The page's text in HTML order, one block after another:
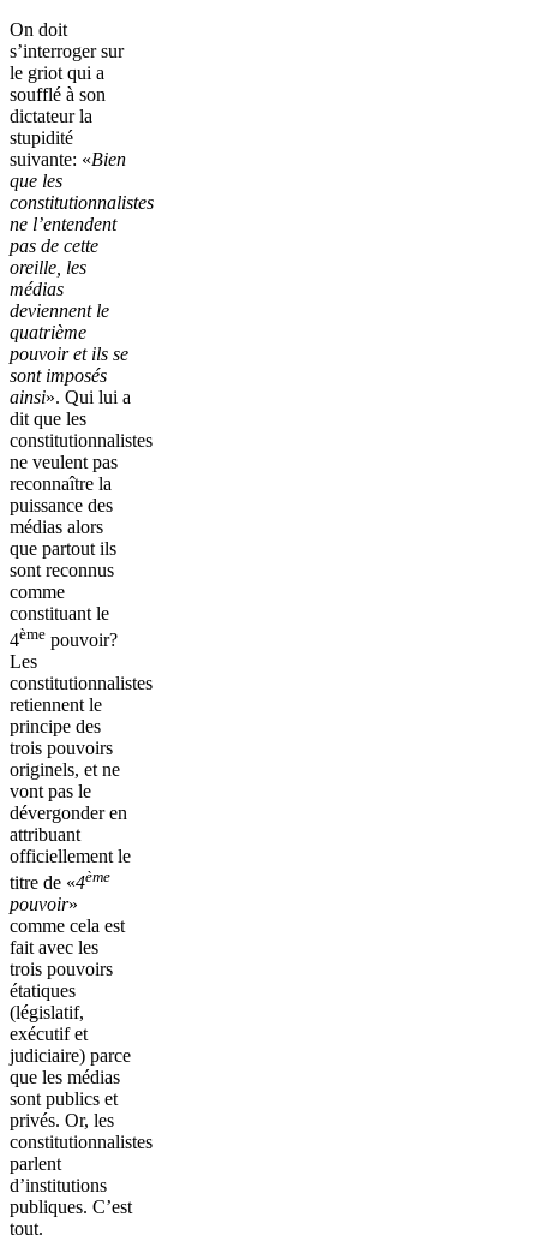
On doit
s’interroger sur
le griot qui a
soufflé à son
dictateur la
stupidité
suivante: «Bien
que les
constitutionnalistes
ne l’entendent
pas de cette
oreille, les
médias
deviennent le
quatrième
pouvoir et ils se
sont imposés
ainsi». Qui lui a
dit que les
constitutionnalistes
ne veulent pas
reconnaître la
puissance des
médias alors
que partout ils
sont reconnus
comme
constituant le
4ème pouvoir?
Les
constitutionnalistes
retiennent le
principe des
trois pouvoirs
originels, et ne
vont pas le
dévergonder en
attribuant
officiellement le
titre de «4ème
pouvoir»
comme cela est
fait avec les
trois pouvoirs
étatiques
(législatif,
exécutif et
judiciaire) parce
que les médias
sont publics et
privés. Or, les
constitutionnalistes
parlent
d’institutions
publiques. C’est
tout.